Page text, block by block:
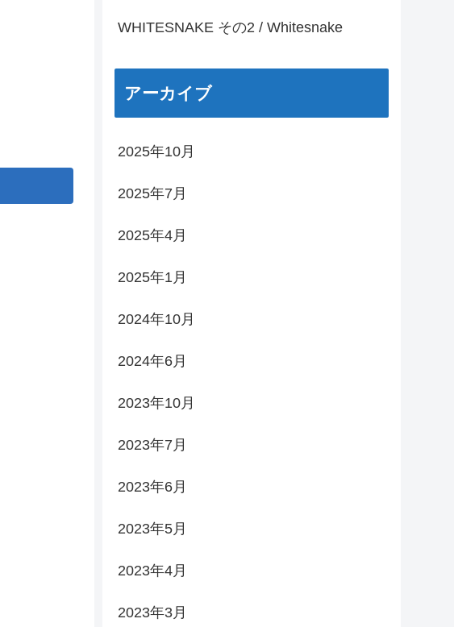
WHITESNAKE その2 / Whitesnake
アーカイブ
2025年10月
2025年7月
2025年4月
2025年1月
2024年10月
2024年6月
2023年10月
2023年7月
2023年6月
2023年5月
2023年4月
2023年3月